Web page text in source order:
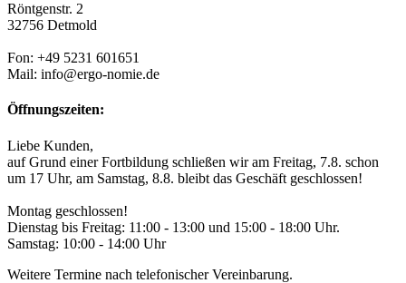
Röntgenstr. 2
32756 Detmold
Fon: +49 5231 601651
Mail: info@ergo-nomie.de
Öffnungszeiten:
Liebe Kunden,
auf Grund einer Fortbildung schließen wir am Freitag, 7.8. schon
um 17 Uhr, am Samstag, 8.8. bleibt das Geschäft geschlossen!
Montag geschlossen!
Dienstag bis Freitag: 11:00 - 13:00 und 15:00 - 18:00 Uhr.
Samstag: 10:00 - 14:00 Uhr
Weitere Termine nach telefonischer Vereinbarung.